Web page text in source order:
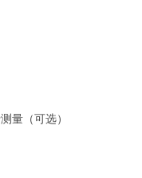
量（可选）